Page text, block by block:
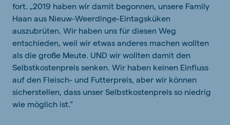
fort. „2019 haben wir damit begonnen, unsere Family
Haan aus Nieuw-Weerdinge-Eintagsküken
auszubrüten. Wir haben uns für diesen Weg
entschieden, weil wir etwas anderes machen wollten
als die große Meute. UND wir wollten damit den
Selbstkostenpreis senken. Wir haben keinen Einfluss
auf den Fleisch- und Futterpreis, aber wir können
sicherstellen, dass unser Selbstkostenpreis so niedrig
wie möglich ist.“